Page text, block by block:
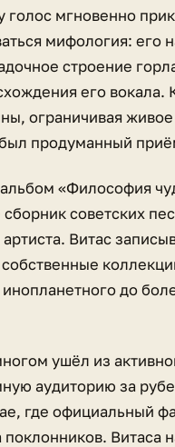
голос мгновенно
мифология: его
строение
его
ограничивая
продуманный
«Философия
советских
Витас
до
ушёл из
аудиторию за
где официальный
Витаса